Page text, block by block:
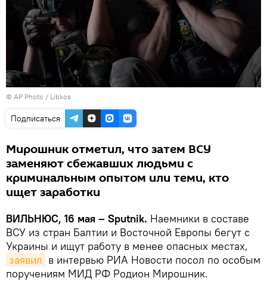
© AP Photo / Libkos
Подписаться
Мирошник отметил, что затем ВСУ
заменяют сбежавших людьми с
криминальным опытом или теми, кто
ищет заработки
ВИЛЬНЮС, 16 мая – Sputnik. Наемники в составе
ВСУ из стран Балтии и Восточной Европы бегут с
Украины и ищут работу в менее опасных местах,
заявил в интервью РИА Новости посол по особым
поручениям МИД РФ Родион Мирошник.